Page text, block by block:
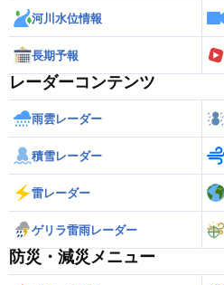
河川水位情報
長期予報
レーダーコンテンツ
雨雲レーダー
積雪レーダー
雷レーダー
ゲリラ雷雨レーダー
防災・減災メニュー